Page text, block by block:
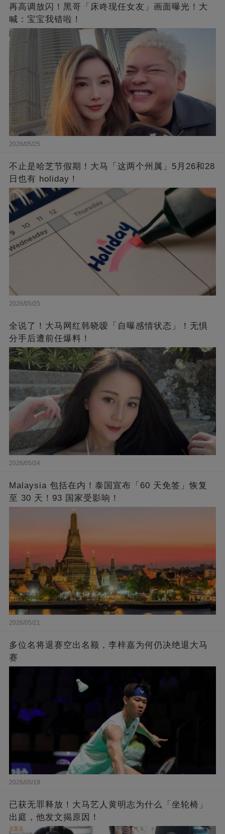
再高调放闪！黑哥「床咚现任女友」画面曝光！大
喊：宝宝我错啦！
2026/05/25
不止是哈芝节假期！大马「这两个州属」5月26和28
日也有 holiday！
2026/05/25
全说了！大马网红韩晓嗳「自曝感情状态」！无惧
分手后遭前任爆料！
2026/05/24
Malaysia 包括在内！泰国宣布「60 天免签」恢复
至 30 天！93 国家受影响！
2026/05/21
多位名将退赛空出名额，李梓嘉为何仍决绝退大马
赛
2026/05/19
已获无罪释放！大马艺人黄明志为什么「坐轮椅」
出庭，他发文揭原因！